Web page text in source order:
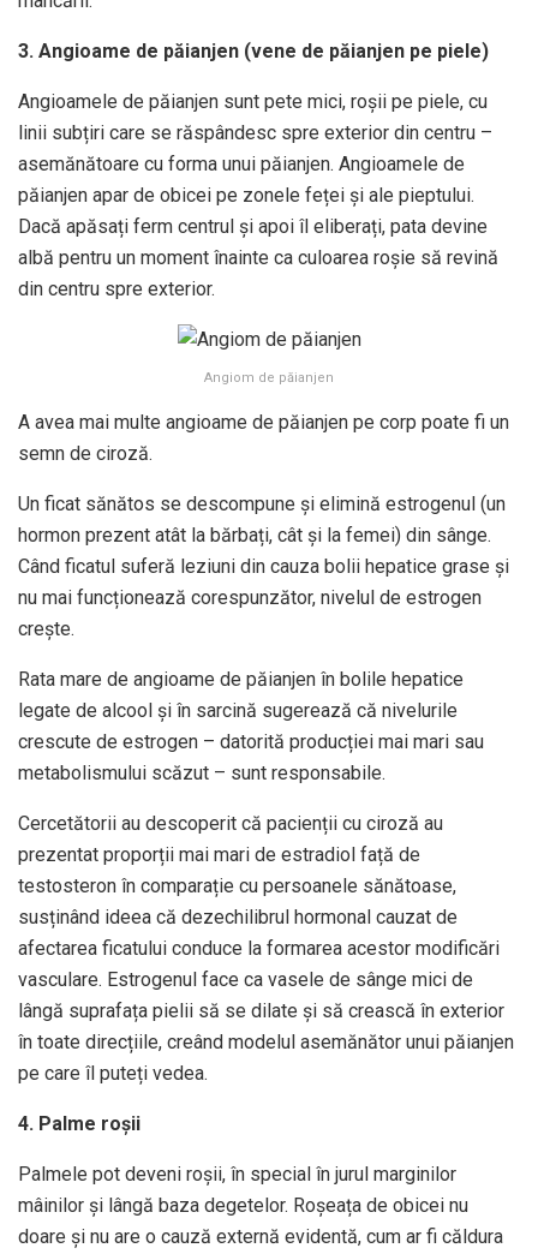
3. Angioame de păianjen (vene de păianjen pe piele)
Angioamele de păianjen sunt pete mici, roșii pe piele, cu
linii subțiri care se răspândesc spre exterior din centru –
asemănătoare cu forma unui păianjen. Angioamele de
păianjen apar de obicei pe zonele feței și ale pieptului.
Dacă apăsați ferm centrul și apoi îl eliberați, pata devine
albă pentru un moment înainte ca culoarea roșie să revină
din centru spre exterior.
Angiom de păianjen
A avea mai multe angioame de păianjen pe corp poate fi un
semn de ciroză.
Un ficat sănătos se descompune și elimină estrogenul (un
hormon prezent atât la bărbați, cât și la femei) din sânge.
Când ficatul suferă leziuni din cauza bolii hepatice grase și
nu mai funcționează corespunzător, nivelul de estrogen
crește.
Rata mare de angioame de păianjen în bolile hepatice
legate de alcool și în sarcină sugerează că nivelurile
crescute de estrogen – datorită producției mai mari sau
metabolismului scăzut – sunt responsabile.
Cercetătorii au descoperit că pacienții cu ciroză au
prezentat proporții mai mari de estradiol față de
testosteron în comparație cu persoanele sănătoase,
susținând ideea că dezechilibrul hormonal cauzat de
afectarea ficatului conduce la formarea acestor modificări
vasculare. Estrogenul face ca vasele de sânge mici de
lângă suprafața pielii să se dilate și să crească în exterior
în toate direcțiile, creând modelul asemănător unui păianjen
pe care îl puteți vedea.
4. Palme roșii
Palmele pot deveni roșii, în special în jurul marginilor
mâinilor și lângă baza degetelor. Roșeața de obicei nu
doare și nu are o cauză externă evidentă, cum ar fi căldura